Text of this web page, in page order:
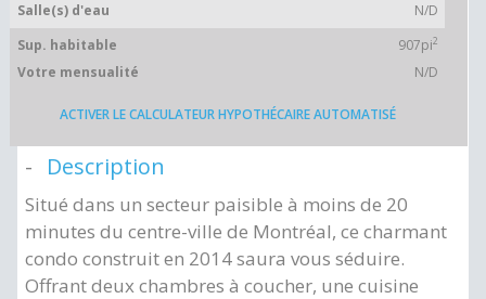
Salle(s) d'eau
N/D
Sup. habitable
907pi2
Votre mensualité N/D
ACTIVER LE CALCULATEUR HYPOTHÉCAIRE AUTOMATISÉ
Description
Situé dans un secteur paisible à moins de 20
minutes du centre-ville de Montréal, ce charmant
condo construit en 2014 saura vous séduire.
Offrant deux chambres à coucher, une cuisine